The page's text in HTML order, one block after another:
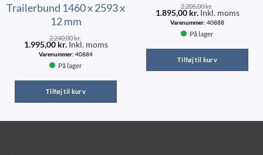
Trailerbund 1460 x 2593 x
12 mm
2.240,00kr.
1.995,00 kr.Inkl. moms
Varenummer: 40884
På lager
Tilføj til kurv
2.205,00kr.
1.895,00 kr.Inkl. moms
Varenummer: 40888
På lager
Tilføj til kurv